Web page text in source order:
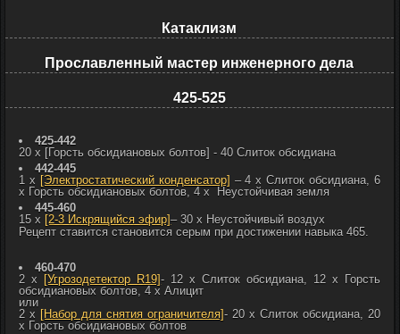
Катаклизм
Прославленный мастер инженерного дела
425-525
425-442
20 х [Горсть обсидиановых болтов] - 40Слиток обсидиана
442-445
1 x [Электростатический конденсатор] – 4 x Слиток обсидиана, 6
x Горсть обсидиановых болтов, 4 x
Неустойчивая земля
445-460
15 х [2-3 Искрящийся эфир]– 30 x Неустойчивый воздух
Рецепт ставится становится серым при достижении навыка 465.
460-470
2 x
[Угрозодетектор R19]- 12 x Слиток обсидиана, 12 x
Горсть
обсидиановых болтов, 4 xАлицит
или
2 x [Набор для снятия ограничителя]- 20 x Слиток обсидиана, 20
x Горсть обсидиановых болтов